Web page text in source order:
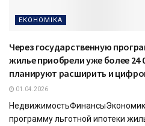
ЕКОНОМІКА
Через государственную
жилье приобрели уже более 24
планируют расширить и
01.04.2026
программу льготной ипотеки